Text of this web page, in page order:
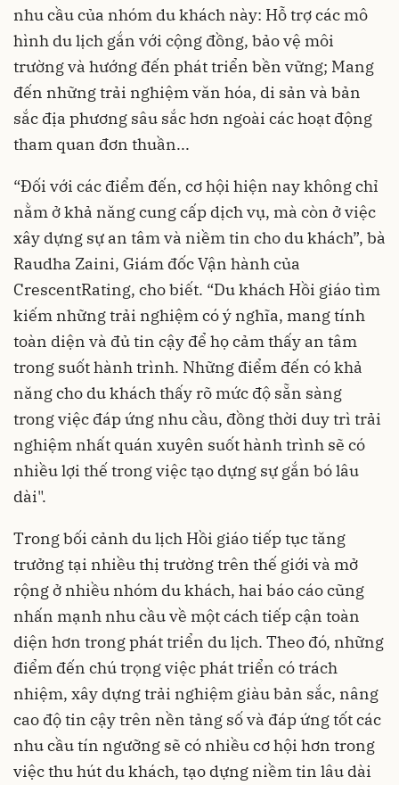
nhu cầu của nhóm du khách này: Hỗ trợ các mô
hình du lịch gắn với cộng đồng, bảo vệ môi
trường và hướng đến phát triển bền vững; Mang
đến những trải nghiệm văn hóa, di sản và bản
sắc địa phương sâu sắc hơn ngoài các hoạt động
tham quan đơn thuần...
“Đối với các điểm đến, cơ hội hiện nay không chỉ
nằm ở khả năng cung cấp dịch vụ, mà còn ở việc
xây dựng sự an tâm và niềm tin cho du khách”, bà
Raudha Zaini, Giám đốc Vận hành của
CrescentRating, cho biết. “Du khách Hồi giáo tìm
kiếm những trải nghiệm có ý nghĩa, mang tính
toàn diện và đủ tin cậy để họ cảm thấy an tâm
trong suốt hành trình. Những điểm đến có khả
năng cho du khách thấy rõ mức độ sẵn sàng
trong việc đáp ứng nhu cầu, đồng thời duy trì trải
nghiệm nhất quán xuyên suốt hành trình sẽ có
nhiều lợi thế trong việc tạo dựng sự gắn bó lâu
dài".
Trong bối cảnh du lịch Hồi giáo tiếp tục tăng
trưởng tại nhiều thị trường trên thế giới và mở
rộng ở nhiều nhóm du khách, hai báo cáo cũng
nhấn mạnh nhu cầu về một cách tiếp cận toàn
diện hơn trong phát triển du lịch. Theo đó, những
điểm đến chú trọng việc phát triển có trách
nhiệm, xây dựng trải nghiệm giàu bản sắc, nâng
cao độ tin cậy trên nền tảng số và đáp ứng tốt các
nhu cầu tín ngưỡng sẽ có nhiều cơ hội hơn trong
việc thu hút du khách, tạo dựng niềm tin lâu dài